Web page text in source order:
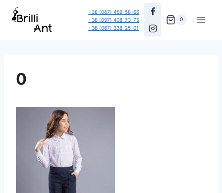
Перейти
+38 (067) 459-58-66
+38 (097) 408-73-75
+38 (067) 338-25-01
0
0